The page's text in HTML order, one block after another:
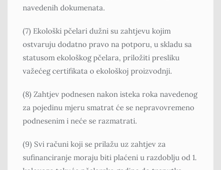
navedenih dokumenata.
(7) Ekološki pčelari dužni su zahtjevu kojim
ostvaruju dodatno pravo na potporu, u skladu sa
statusom ekološkog pčelara, priložiti presliku
važećeg certifikata o ekološkoj proizvodnji.
(8) Zahtjev podnesen nakon isteka roka navedenog
za pojedinu mjeru smatrat će se nepravovremeno
podnesenim i neće se razmatrati.
(9) Svi računi koji se prilažu uz zahtjev za
sufinanciranje moraju biti plaćeni u razdoblju od 1.